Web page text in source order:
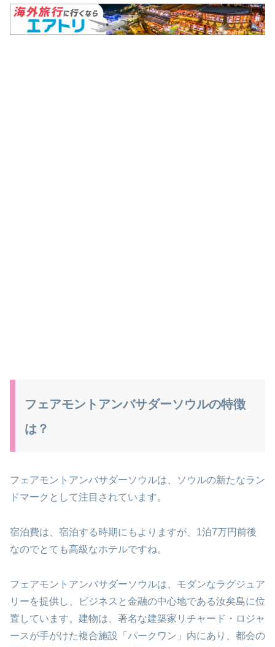
フェアモントアンバサダーソウルの特徴
は？
フェアモントアンバサダーソウルは、ソウルの新たなラン
ドマークとして注目されています。
宿泊費は、宿泊する時期にもよりますが、1泊7万円前後
なのでとても高級なホテルですね。
フェアモントアンバサダーソウルは、モダンなラグジュア
リーを提供し、ビジネスと金融の中心地である汝矣島に位
置しています。建物は、著名な建築家リチャード・ロジャ
ースが手がけた複合施設「パークワン」内にあり、都会の